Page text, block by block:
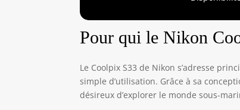
Pour qui le Nikon
Le Coolpix S33 de Nikon s’adresse
simple d’utilisation. Grâce à sa
désireux d’explorer le monde sous-